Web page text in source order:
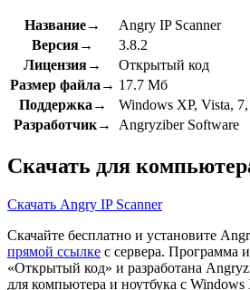
Название→
Angry IP Scanner
Версия→
3.8.2
Лицензия→
Открытый код
Размер файла→ 17.7 Мб
Поддержка→
Windows XP, Vista, 7,
Разработчик→
Angryziber Software
Скачать для
Скачать Angry IP Scanner
Скачайте бесплатно и установите
прямой ссылке с сервера. Программа
«Открытый код» и разработана
для компьютера и ноутбука с Windows